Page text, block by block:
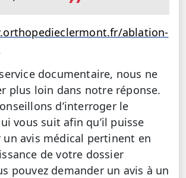
ablation-
documentaire, nous ne
plus loin dans notre réponse.
d’interroger le
vous suit afin qu’il puisse
un avis médical pertinent en
de votre dossier
pouvez demander un avis à un